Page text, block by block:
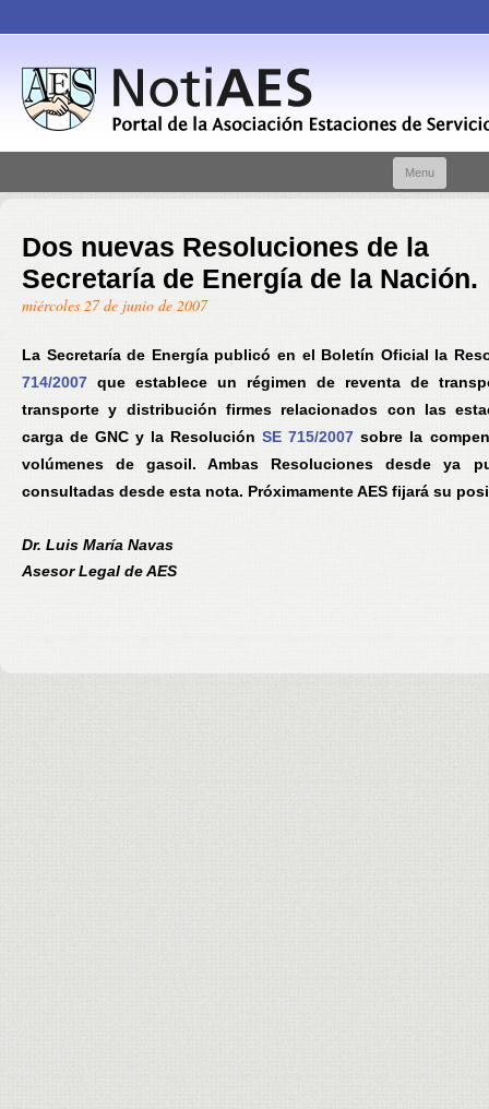
Menu
Dos nuevas Resoluciones de la
Secretaría de Energía de la Nación.
miércoles 27 de junio de 2007
La Secretaría de Energía publicó en el Boletín Oficial la
714/2007 que establece un régimen de reventa de
transporte y distribución firmes relacionados con las
carga de GNC y la ResoluciónSE 715/2007 sobre la
volúmenes de gasoil. Ambas Resoluciones desde ya
consultadas desde esta nota. Próximamente AES fijará su
Dr. Luis María Navas
Asesor Legal de AES